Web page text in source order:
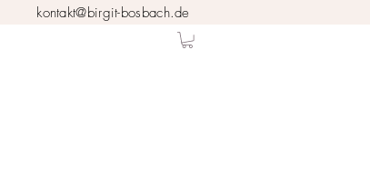
kontakt@birgit-bosbach.de